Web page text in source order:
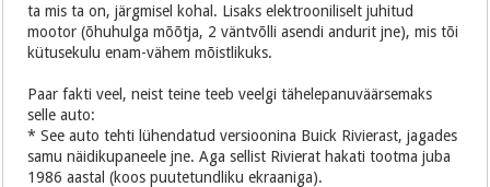
ta mis ta on, järgmisel kohal. Lisaks elektrooniliselt juhitud
mootor (õhuhulga mõõtja, 2 väntvõlli asendi andurit jne), mis tõi
kütusekulu enam-vähem mõistlikuks.
Paar fakti veel, neist teine teeb veelgi tähelepanuväärsemaks
selle auto:
* See auto tehti lühendatud versioonina Buick Rivierast, jagades
samu näidikupaneele jne. Aga sellist Rivierat hakati tootma juba
1986 aastal (koos puutetundliku ekraaniga).